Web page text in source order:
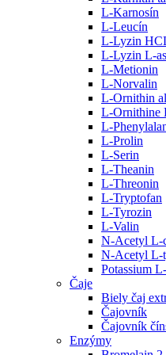
L-Karnosín
L-Leucín
L-Lyzin
L-Lyzin L-
L-Metionin
L-Norvalin
L-Ornithin
L-Ornithine
L-
L-Prolin
L-Serin
L-Theanin
L-Threonin
L-Tryptofan
L-Tyrozin
L-Valin
N-Acetyl L-
N-Acetyl L-
Potassium
Čaje
Biely čaj
Čajovník
Čajovník
Enzýmy